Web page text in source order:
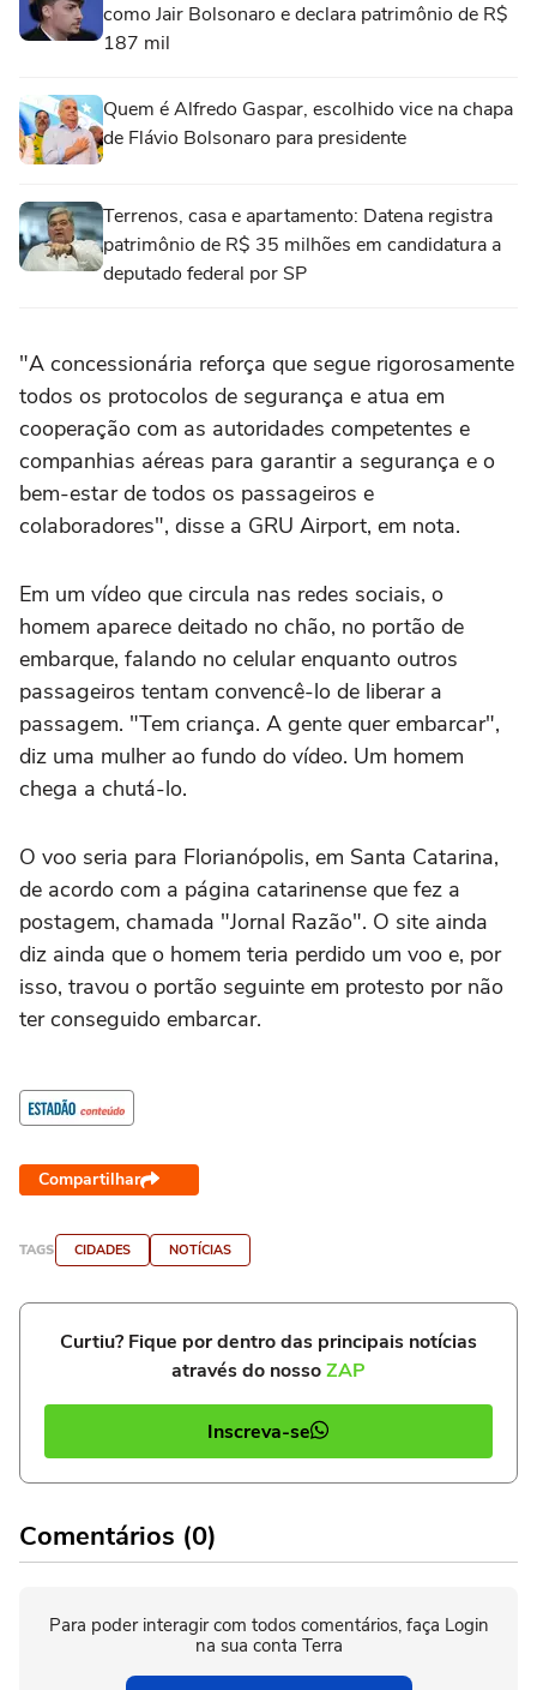
como Jair Bolsonaro e declara patrimônio de R$
187 mil
Quem é Alfredo Gaspar, escolhido vice na chapa
de Flávio Bolsonaro para presidente
Terrenos, casa e apartamento: Datena registra
patrimônio de R$ 35 milhões em candidatura a
deputado federal por SP
"A concessionária reforça que segue rigorosamente
todos os protocolos de segurança e atua em
cooperação com as autoridades competentes e
companhias aéreas para garantir a segurança e o
bem-estar de todos os passageiros e
colaboradores", disse a GRU Airport, em nota.
Em um vídeo que circula nas redes sociais, o
homem aparece deitado no chão, no portão de
embarque, falando no celular enquanto outros
passageiros tentam convencê-lo de liberar a
passagem. "Tem criança. A gente quer embarcar",
diz uma mulher ao fundo do vídeo. Um homem
chega a chutá-lo.
O voo seria para Florianópolis, em Santa Catarina,
de acordo com a página catarinense que fez a
postagem, chamada "Jornal Razão". O site ainda
diz ainda que o homem teria perdido um voo e, por
isso, travou o portão seguinte em protesto por não
ter conseguido embarcar.
Compartilhar
TAGS CIDADES NOTÍCIAS
Curtiu? Fique por dentro das principais notícias
através do nossoZAP
Inscreva-se
Comentários (0)
Para poder interagir com todos comentários, faça Login
na sua conta Terra